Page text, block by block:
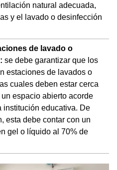
natural adecuada,
y el lavado o desinfección
de lavado o
se debe garantizar que los
estaciones de lavados o
cuales deben estar cerca
espacio abierto acorde
educativa. De
esta debe contar con un
gel o líquido al 70% de